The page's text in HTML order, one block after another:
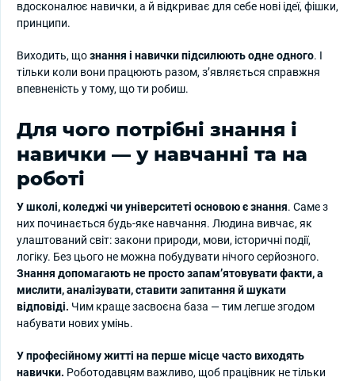
вдосконалює навички, а й відкриває для себе нові ідеї, фішки,
принципи.
Виходить, щознання і навички підсилюють одне одного. І
тільки коли вони працюють разом, з’являється справжня
впевненість у тому, що ти робиш.
Для чого потрібні знання і
навички — у навчанні та на
роботі
У школі, коледжі чи університеті основою є знання. Саме з
них починається будь-яке навчання. Людина вивчає, як
улаштований світ: закони природи, мови, історичні події,
логіку. Без цього не можна побудувати нічого серйозного.
Знання допомагають не просто запам’ятовувати факти, а
мислити, аналізувати, ставити запитання й шукати
відповіді. Чим краще засвоєна база — тим легше згодом
набувати нових умінь.
У професійному житті на перше місце часто виходять
навички. Роботодавцям важливо, щоб працівник не тільки